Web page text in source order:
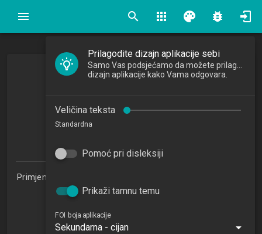
search apps palette bug_report
Programiranje
Programming
2017/2018
Primjena informacijske tehnologije u poslovanju 1.2 (PITUP)
Studijski centar Sisak (PITUP 1.2)
Studijski centar Križevci
Studijski centar Zabok
Prilagodite dizajn aplikacije sebi
dizajn aplikacije kako Vama odgovara.
Veličina teksta
Standardna
Pomoć pri disleksiji
Prikaži tamnu temu
FOI boja aplikacije
Sekundarna - cijan